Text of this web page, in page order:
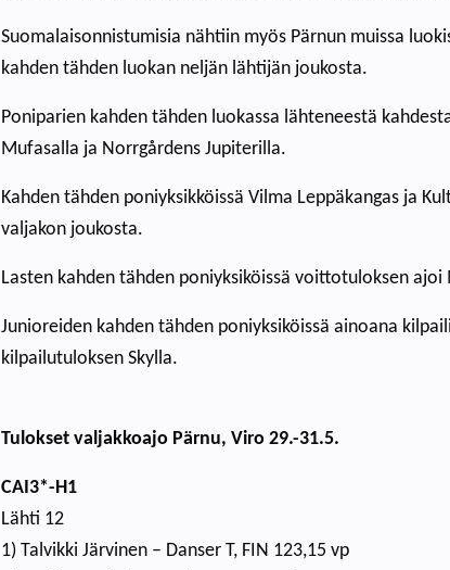
Suomalaisonnistumisia nähtiin myös Pärnun muissa
kahden tähden luokan neljän lähtijän joukosta.
Poniparien kahden tähden luokassa lähteneestä
Mufasalla ja Norrgårdens Jupiterilla.
Kahden tähden poniyksikköissä Vilma Leppäkangas ja
valjakon joukosta.
Lasten kahden tähden poniyksiköissä voittotuloksen ajoi
Junioreiden kahden tähden poniyksiköissä ainoana
kilpailutuloksen Skylla.
Tulokset valjakkoajo Pärnu, Viro 29.-31.5.
CAI3*-H1
Lähti 12
1) Talvikki Järvinen – Danser T, FIN 123,15 vp